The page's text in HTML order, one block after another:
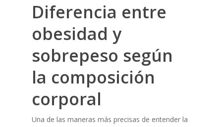
Diferencia entre
obesidad y
sobrepeso según
la composición
corporal
Una de las maneras más precisas de entender la